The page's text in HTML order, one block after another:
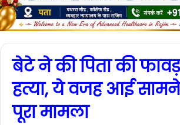
बेटे ने की पिता की
हत्या, ये वजह आई
पूरा मामला